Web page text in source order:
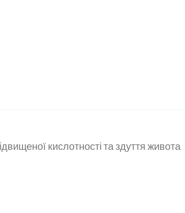
кислотності та здуття живота